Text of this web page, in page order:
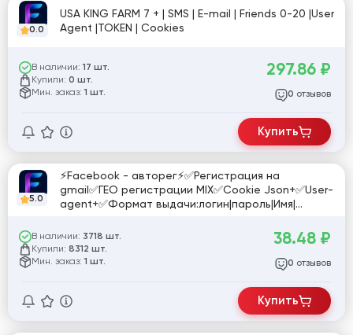
0.0
USA KING FARM 7 + | SMS | E-mail | Friends 0-20 |User
Agent |TOKEN | Cookies
В наличии: 17 шт.
Купили: 0 шт.
Мин. заказ: 1 шт.
297.86 ₽
0 отзывов
Купить
5.0
⚡️Facebook - авторег⚡️✅Регистрация на
gmail✅ГЕО регистрации MIX✅Cookie Json+✅User-
agent+✅Формат выдачи:логин|пароль|Имя|
почте нет
В наличии: 3718 шт.
Купили: 8312 шт.
Мин. заказ: 1 шт.
38.48 ₽
0 отзывов
Купить